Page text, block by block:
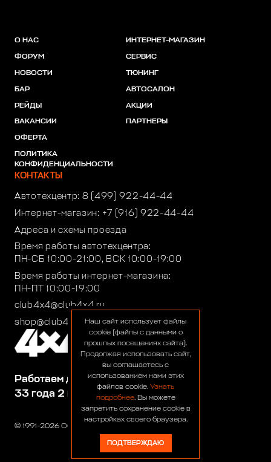
© 1991-2026 ООО «Сервис 4х4»
Работаем для вас:
33 года 2 месяца 25 дней
О НАС
ФОРУМ
НОВОСТИ
БАР
РЕЙДЫ
ВАКАНСИИ
ОФЕРТА
ПОЛИТИКА
КОНФИДЕНЦИАЛЬНОСТИ
ИНТЕРНЕТ-МАГАЗИН
СЕРВИС
ТЮНИНГ
АВТОСАЛОН
АКЦИИ
ПАРТНЕРЫ
КОНТАКТЫ
Автотехцентр: 8 (499) 922-44-44
Интернет-магазин: +7 (916) 922-44-44
Адреса и схемы проезда
Время работы автотехцентра:
ПН-СБ 10:00-21:00, ВСК 10:00-19:00
Время работы интернет-магазина:
ПН-ПТ 10:00-19:00
club4x4@club4x4.ru
shop@club4x4.ruНаш сайт использует файлы
cookie (файлы с данными о
прошлых посещениях сайта).
Продолжая использовать сайт,
вы соглашаетесь с
использованием нами этих
файлов cookie. Узнать
подробнее. Вы можете
запретить сохранение cookie в
настройках своего браузера.
ПОДТВЕРЖДАЮ